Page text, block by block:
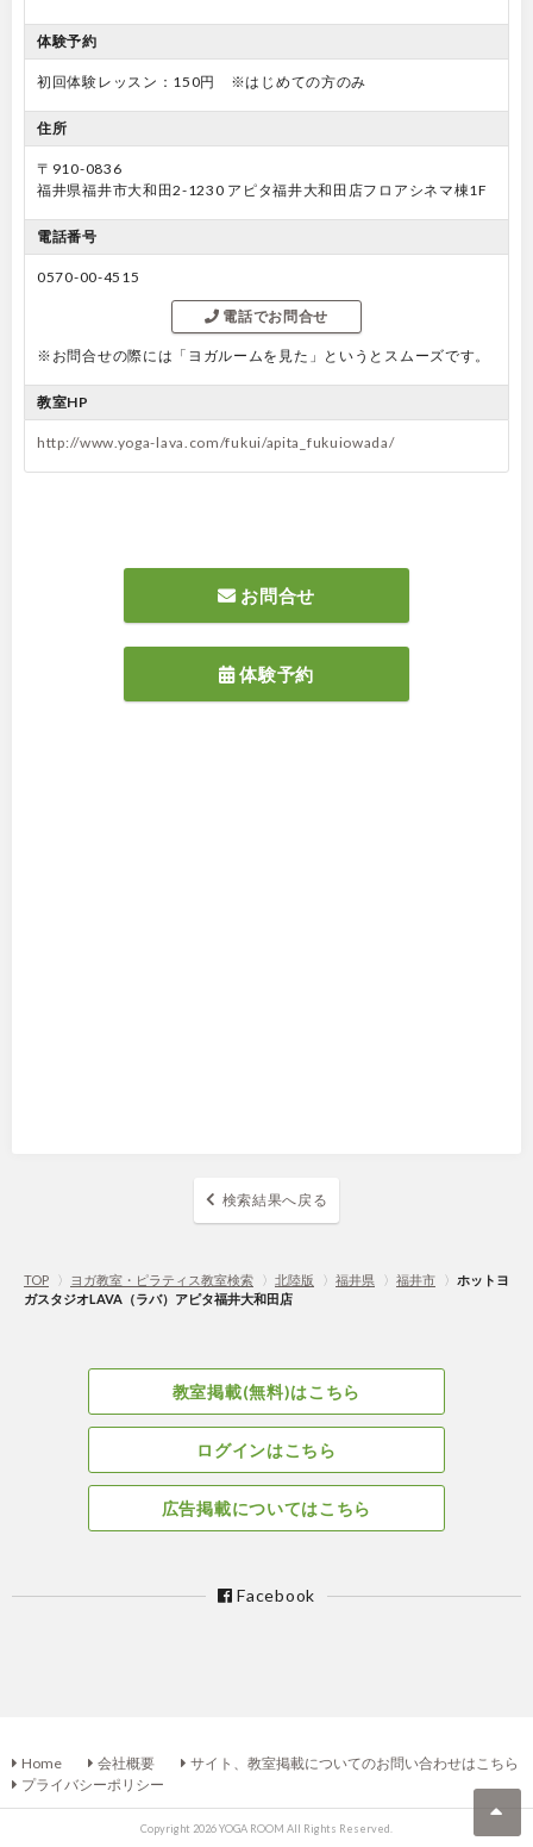
体験予約
初回体験レッスン：150円 ※はじめての方のみ
住所
〒910-0836
福井県福井市大和田2-1230 アピタ福井大和田店フロアシネマ棟1F
電話番号
0570-00-4515
電話でお問合せ
※お問合せの際には「ヨガルームを見た」というとスムーズです。
教室HP
http://www.yoga-lava.com/fukui/apita_fukuiowada/
お問合せ
体験予約
検索結果へ戻る
TOP 〉 ヨガ教室・ピラティス教室検索 〉 北陸版 〉 福井県 〉 福井市 〉 ホットヨ
ガスタジオLAVA（ラバ）アピタ福井大和田店
教室掲載(無料)はこちら
ログインはこちら
広告掲載についてはこちら
Facebook
Home 会社概要
サイト、教室掲載についてのお問い合わせはこちら
プライバシーポリシー
Copyright 2026 YOGA ROOM All Rights Reserved.